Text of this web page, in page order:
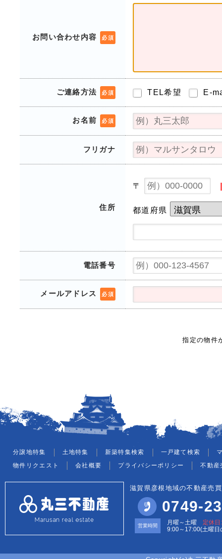
お問い合わせ内容 必須
ご連絡方法 必須 TEL希望 E-
お名前 必須
フリガナ
住所
〒
都道府県
電話番号
メールアドレス 必須
指定の物件
分譲地特集 土地特集 新築特集検索 一戸建て検索
物件リクエスト
会社概要 プライバシーポリシー 不動産
滋賀県彦根地域の不動産売
0749-
営業時間 月曜～土曜 定休
9:00～17:00(土曜日